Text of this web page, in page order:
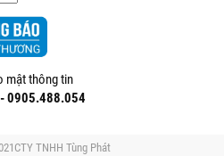
mật thông tin
0905.488.054
TNHH Tùng Phát